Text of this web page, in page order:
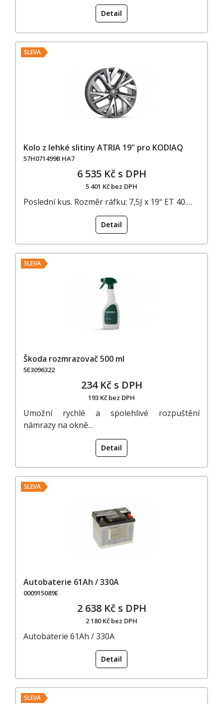
Detail
SLEVA
Kolo z lehké slitiny ATRIA 19" pro KODIAQ
57H071499B HA7
6 535 Kč s DPH
5 401 Kč bez DPH
Poslední kus. Rozměr ráfku: 7,5J x 19“ ET 40.…
Detail
SLEVA
Škoda rozmrazovač 500 ml
5E3096322
234 Kč s DPH
193 Kč bez DPH
Umožní rychlé a spolehlivé rozpuštění
námrazy na okně…
Detail
SLEVA
Autobaterie 61Ah / 330A
000915089E
2 638 Kč s DPH
2 180 Kč bez DPH
Autobaterie 61Ah / 330A
Detail
SLEVA